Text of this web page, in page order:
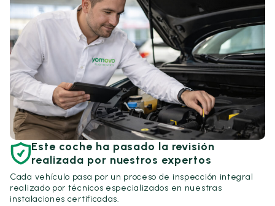
Este coche ha pasado la revisión
realizada por nuestros expertos
Cada vehículo pasa por un proceso de inspección integral
realizado por técnicos especializados en nuestras
instalaciones certificadas.